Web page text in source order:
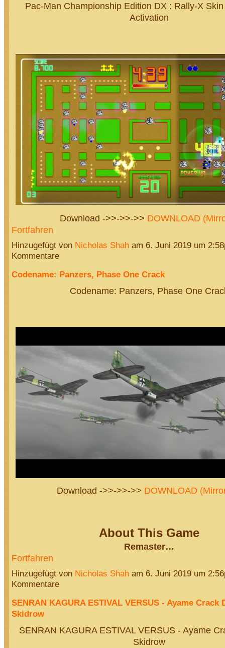
Pac-Man Championship Edition DX : Rally-X
Activation
Download ->>->>->> DOWNLOAD
Fortfahren
Hinzugefügt von Nicholas Shaham 6. Juni 2019 um
Kommentare
Codename: Panzers, Phase One Crack
Codename: Panzers, Phase One
Download ->>->>->> DOWNLOAD
About This Game
Remaster…
Fortfahren
Hinzugefügt von Nicholas Shaham 6. Juni 2019 um
Kommentare
SENRAN KAGURA ESTIVAL VERSUS - Ayame Crack
Skidrow
SENRAN KAGURA ESTIVAL VERSUS - Ayame
Skidrow